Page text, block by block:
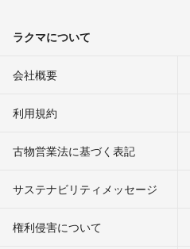
ラクマについて
会社概要
利用規約
古物営業法に基づく表記
サステナビリティメッセージ
権利侵害について